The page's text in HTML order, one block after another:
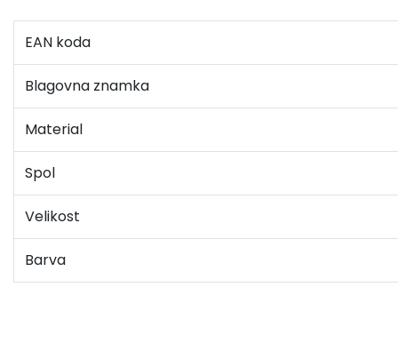
EAN koda
Blagovna znamka
Material
Spol
Velikost
Barva